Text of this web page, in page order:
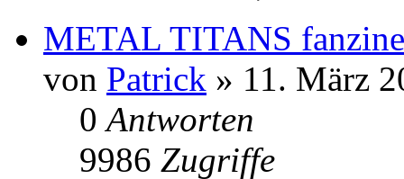
METAL TITANS
von Patrick » 11. März
0Antworten
9986 Zugriffe